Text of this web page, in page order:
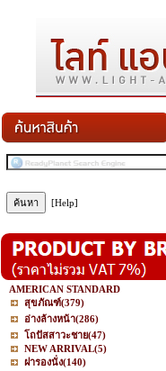
[Help]
AMERICAN STANDARD
สุขภัณฑ์(379)
อ่างล้างหน้า(286)
โถปัสสาวะชาย(47)
NEW ARRIVAL(5)
ฝารองนั่ง(140)